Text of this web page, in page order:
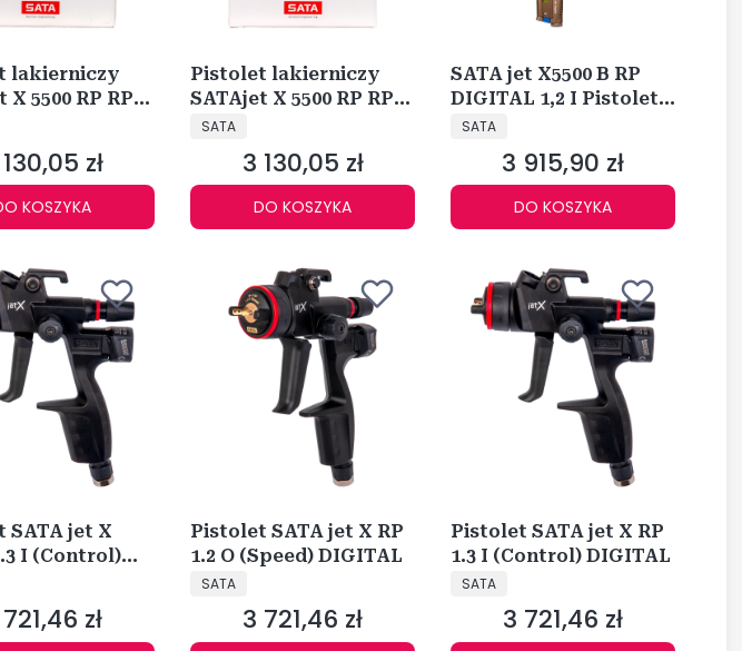
lakierniczy
X 5500 RP RPS
zł
KOSZYKA
Pistolet lakierniczy
SATAjet X 5500 RP RPS
1,3 O 1061605
PRODUCENT
SATA
Cena
3 130,05 zł
DO KOSZYKA
SATA jet X5500 B RP
DIGITAL 1,2 I Pistolet
lakierniczy 1061647
PRODUCENT
SATA
Cena
3 915,90 zł
DO KOSZYKA
SATA jet X
I (Control)
zł
Pistolet SATA jet X RP
1.2 O (Speed) DIGITAL
PRODUCENT
SATA
Cena
3 721,46 zł
Pistolet SATA jet X RP
1.3 I (Control) DIGITAL
PRODUCENT
SATA
Cena
3 721,46 zł